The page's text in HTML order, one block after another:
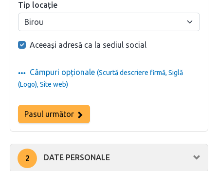
Tip locație
Aceeași adresă ca la sediul social
Câmpuri opționale (Scurtă descriere firmă, Siglă
(Logo), Site web)
Pasul următor
2 DATE PERSONALE